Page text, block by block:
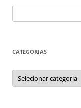
por:
CATEGORIAS
Categorias